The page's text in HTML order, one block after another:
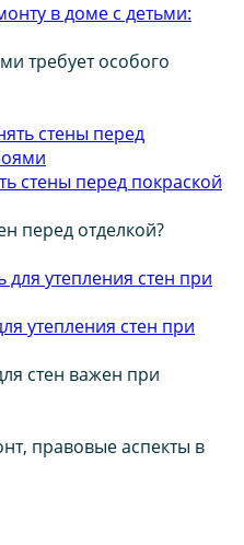
в доме с детьми:
требует особого
стены перед покраской
перед отделкой?
утепления стен при
стен важен при
правовые аспекты в